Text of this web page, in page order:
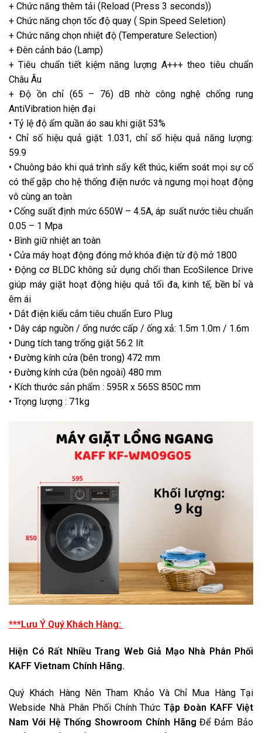
+ Chức năng thêm tải (Reload (Press 3 seconds))
+ Chức năng chọn tốc độ quay ( Spin Speed Seletion)
+ Chức năng chọn nhiệt độ (Temperature Selection)
+ Đèn cảnh báo (Lamp)
+ Tiêu chuẩn tiết kiệm năng lượng A+++ theo tiêu chuẩn
Châu Âu
+ Độ ồn chỉ (65 – 76) dB nhờ công nghệ chống rung
AntiVibration hiện đại
• Tỷ lệ độ ẩm quần áo sau khi giặt 53%
• Chỉ số hiệu quả giặt: 1.031, chỉ số hiệu quả năng lượng:
59.9
• Chuông báo khi quá trình sấy kết thúc, kiểm soát mọi sự cố
có thể gặp cho hệ thống điện nước và ngưng mọi hoạt động
vô cùng an toàn
• Cống suất định mức 650W – 4.5A, áp suất nước tiêu chuẩn
0.05 – 1 Mpa
• Bình giữ nhiệt an toàn
• Cửa máy hoạt động đóng mở khóa điện từ độ mở 1800
• Động cơ BLDC không sử dụng chổi than EcoSilence Drive
giúp máy giặt hoạt độnghiệu quả tối đa, kinh tế, bền bỉ và
êm ái
• Dắt điện kiểu cắm tiêu chuẩn Euro Plug
• Dây cáp nguồn / ống nước cấp / ống xả: 1.5m 1.0m / 1.6m
• Dung tích tang trống giặt 56.2 lít
• Đường kính cửa (bên trong) 472 mm
• Đường kính cửa (bên ngoài) 480 mm
• Kích thước sản phẩm : 595R x 565S 850C mm
• Trọng lượng : 71kg
***Lưu Ý Quý Khách Hàng:
Hiện Có Rất Nhiều Trang Web Giả Mạo Nhà Phân Phối
KAFF Vietnam Chính Hãng.
Quý Khách Hàng Nên Tham Khảo Và Chỉ Mua Hàng Tại
Webside Nhà Phân Phối Chính ThứcTập Đoàn KAFF Việt
Nam Với Hệ Thống Showroom Chính Hãng Để Đảm Bảo